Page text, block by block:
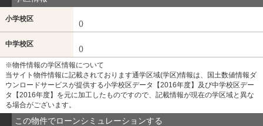
小学校区
()
中学校区
()
※物件情報の学区情報について
当サイト物件情報に記載されております通学区域(学区)情報は、国土数値情報ダ
ウンロードサービスが提供する小学校区データ【2016年度】及び中学校区デー
タ【2016年度】を元に加工したものですので、記載情報が現在の学区域と異な
る場合がございます。
この物件でローンシミュレーションする